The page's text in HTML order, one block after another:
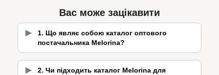
Вас може зацікавити
1. Що являє собою каталог оптового
постачальника Melorina?
2. Чи підходить каталог Melorina для